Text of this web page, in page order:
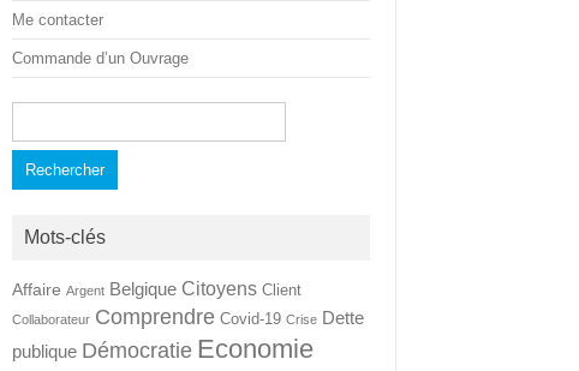
Me contacter
Commande d’un Ouvrage
Mots-clés
Affaire Argent Belgique Citoyens Client
Collaborateur Comprendre Covid-19 Crise Dette
publique Démocratie Economie